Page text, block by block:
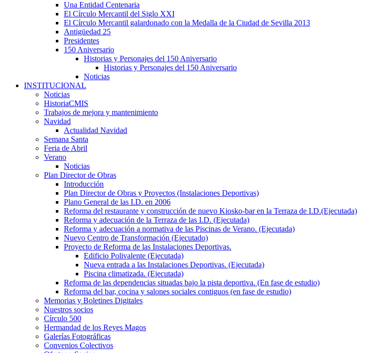
Una Entidad Centenaria
El Círculo Mercantil del Siglo XXI
El Círculo Mercantil galardonado con la Medalla de la Ciudad de Sevilla 2013
Antigüedad 25
Presidentes
150 Aniversario
Historias y Personajes del 150 Aniversario
Historias y Personajes del 150 Aniversario
Noticias
INSTITUCIONAL
Noticias
HistoriaCMIS
Trabajos de mejora y mantenimiento
Navidad
Actualidad Navidad
Semana Santa
Feria de Abril
Verano
Noticias
Plan Director de Obras
Introducción
Plan Director de Obras y Proyectos (Instalaciones Deportivas)
Plano General de las I.D. en 2006
Reforma del restaurante y construcción de nuevo Kiosko-bar en la Terraza de I.D.(Ejecutada)
Reforma y adecuación de la Terraza de las I.D. (Ejecutada)
Reforma y adecuación a normativa de las Piscinas de Verano. (Ejecutada)
Nuevo Centro de Transformación (Ejecutado)
Proyecto de Reforma de las Instalaciones Deportivas.
Edificio Polivalente (Ejecutada)
Nueva entrada a las Instalaciones Deportivas. (Ejecutada)
Piscina climatizada. (Ejecutada)
Reforma de las dependencias situadas bajo la pista deportiva. (En fase de estudio)
Reforma del bar, cocina y salones sociales contiguos (en fase de estudio)
Memorias y Boletines Digitales
Nuestros socios
Círculo 500
Hermandad de los Reyes Magos
Galerías Fotográficas
Convenios Colectivos